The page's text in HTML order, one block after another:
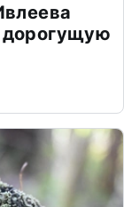
дорогущую